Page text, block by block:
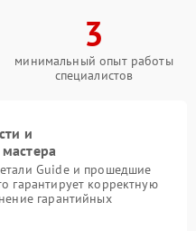
3
минимальный опыт работы
специалистов
и
Guide и прошедшие
гарантирует корректную
гарантийных